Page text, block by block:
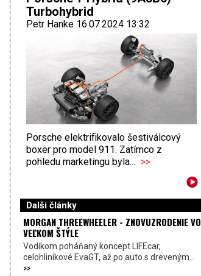
Turbohybrid
Petr Hanke 16.07.2024 13:32
Porsche elektrifikovalo šestiválcový
boxer pro model 911. Zatímco z
pohledu marketingu byla... >>
Další články
MORGAN THREEWHEELER - ZNOVUZRODENIE VO
VEĽKOM ŠTÝLE
Vodíkom poháňaný koncept LIFEcar,
celohliníkové EvaGT, až po auto s dreveným...
>>